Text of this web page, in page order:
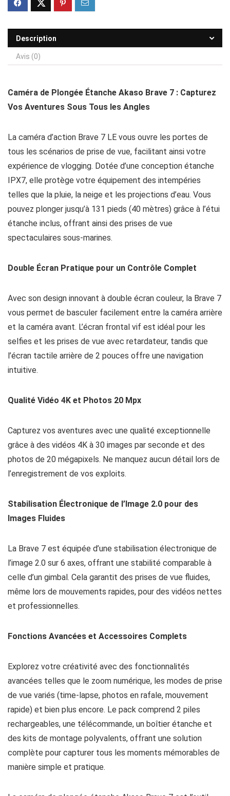
Description
Avis (0)
Caméra de Plongée Étanche Akaso Brave 7 : Capturez
Vos Aventures Sous Tous les Angles
La caméra d’action Brave 7 LE vous ouvre les portes de
tous les scénarios de prise de vue, facilitant ainsi votre
expérience de vlogging. Dotée d’une conception étanche
IPX7, elle protège votre équipement des intempéries
telles que la pluie, la neige et les projections d’eau. Vous
pouvez plonger jusqu’à 131 pieds (40 mètres) grâce à l’étui
étanche inclus, offrant ainsi des prises de vue
spectaculaires sous-marines.
Double Écran Pratique pour un Contrôle Complet
Avec son design innovant à double écran couleur, la Brave 7
vous permet de basculer facilement entre la caméra arrière
et la caméra avant. L’écran frontal vif est idéal pour les
selfies et les prises de vue avec retardateur, tandis que
l’écran tactile arrière de 2 pouces offre une navigation
intuitive.
Qualité Vidéo 4K et Photos 20 Mpx
Capturez vos aventures avec une qualité exceptionnelle
grâce à des vidéos 4K à 30 images par seconde et des
photos de 20 mégapixels. Ne manquez aucun détail lors de
l’enregistrement de vos exploits.
Stabilisation Électronique de l’Image 2.0 pour des
Images Fluides
La Brave 7 est équipée d’une stabilisation électronique de
l’image 2.0 sur 6 axes, offrant une stabilité comparable à
celle d’un gimbal. Cela garantit des prises de vue fluides,
même lors de mouvements rapides, pour des vidéos nettes
et professionnelles.
Fonctions Avancées et Accessoires Complets
Explorez votre créativité avec des fonctionnalités
avancées telles que le zoom numérique, les modes de prise
de vue variés (time-lapse, photos en rafale, mouvement
rapide) et bien plus encore. Le pack comprend 2 piles
rechargeables, une télécommande, un boîtier étanche et
des kits de montage polyvalents, offrant une solution
complète pour capturer tous les moments mémorables de
manière simple et pratique.